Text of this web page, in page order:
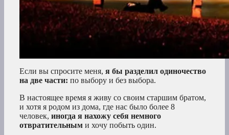
Если вы спросите меня, я бы разделил одиночество
на две части: по выбору и без выбора.
В настоящее время я живу со своим старшим братом,
и хотя я родом из дома, где нас было более 8
человек, иногда я нахожу себя немного
отвратительным и хочу побыть один.